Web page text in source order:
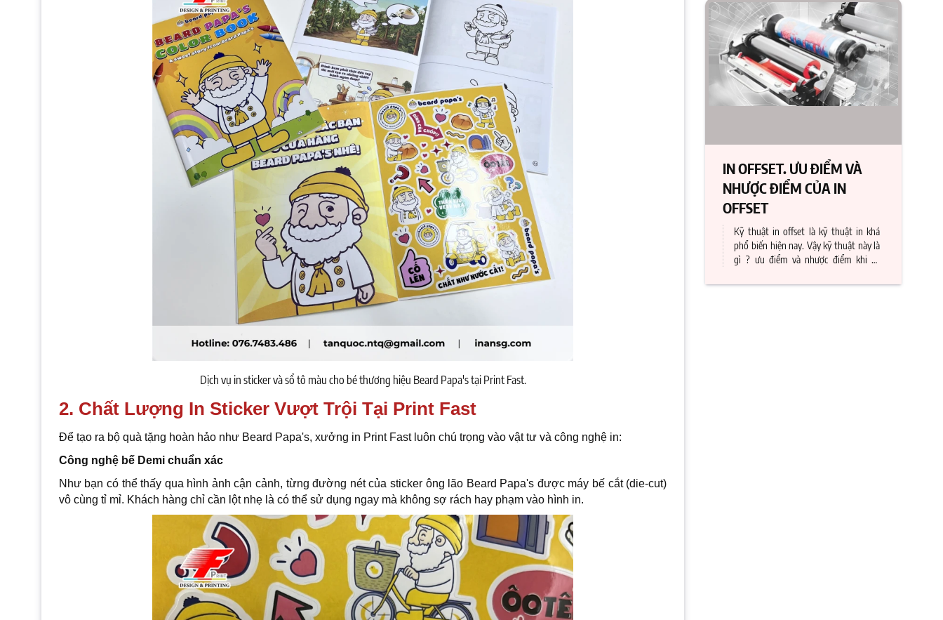
Dịch vụ in sticker và sổ tô màu cho bé thương hiệu Beard Papa's tại Print Fast.
2. Chất Lượng In Sticker Vượt Trội Tại Print Fast
Để tạo ra bộ quà tặng hoàn hảo như Beard Papa's, xưởng in Print Fast luôn chú trọng vào vật tư và công nghệ in:
Công nghệ bế Demi chuẩn xác
Như bạn có thể thấy qua hình ảnh cận cảnh, từng đường nét của sticker ông lão Beard Papa's được máy bế cắt (die-cut)
vô cùng tỉ mỉ. Khách hàng chỉ cần lột nhẹ là có thể sử dụng ngay mà không sợ rách hay phạm vào hình in.
sticker, in namecard, brochure,...với giá
cực tốt
IN OFFSET. ƯU ĐIỂM VÀ
NHƯỢC ĐIỂM CỦA IN
OFFSET
Kỹ thuật in offset là kỹ thuật in khá
phổ biến hiện nay. Vậy kỹ thuật này là
gì ? ưu điểm và nhược điểm khi sử
Print Fast giá cực tốt giúp bạn tiết